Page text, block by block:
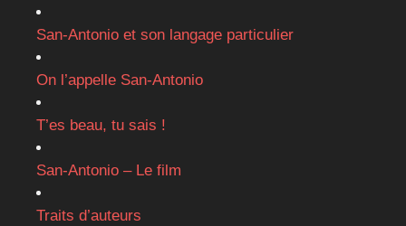
San-Antonio et son langage particulier
On l’appelle San-Antonio
T’es beau, tu sais !
San-Antonio – Le film
Traits d’auteurs